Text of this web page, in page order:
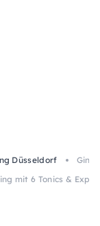
Düsseldorf
Gin-
mit 6 Tonics &